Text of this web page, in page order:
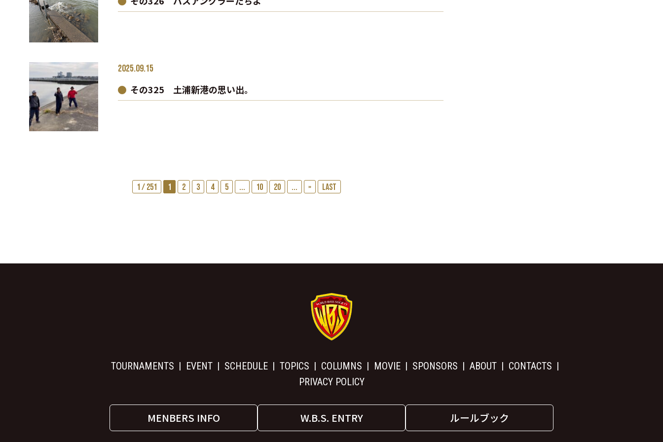
2025.09.15
その325 土浦新港の思い出。
1 / 251 1 2 3 4 5 ... 10 20 ... » Last
TOURNAMENTS EVENT SCHEDULE TOPICS COLUMNS MOVIE SPONSORS ABOUT
CONTACTS
PRIVACY POLICY
MENBERS INFO W.B.S. ENTRY ルールブック